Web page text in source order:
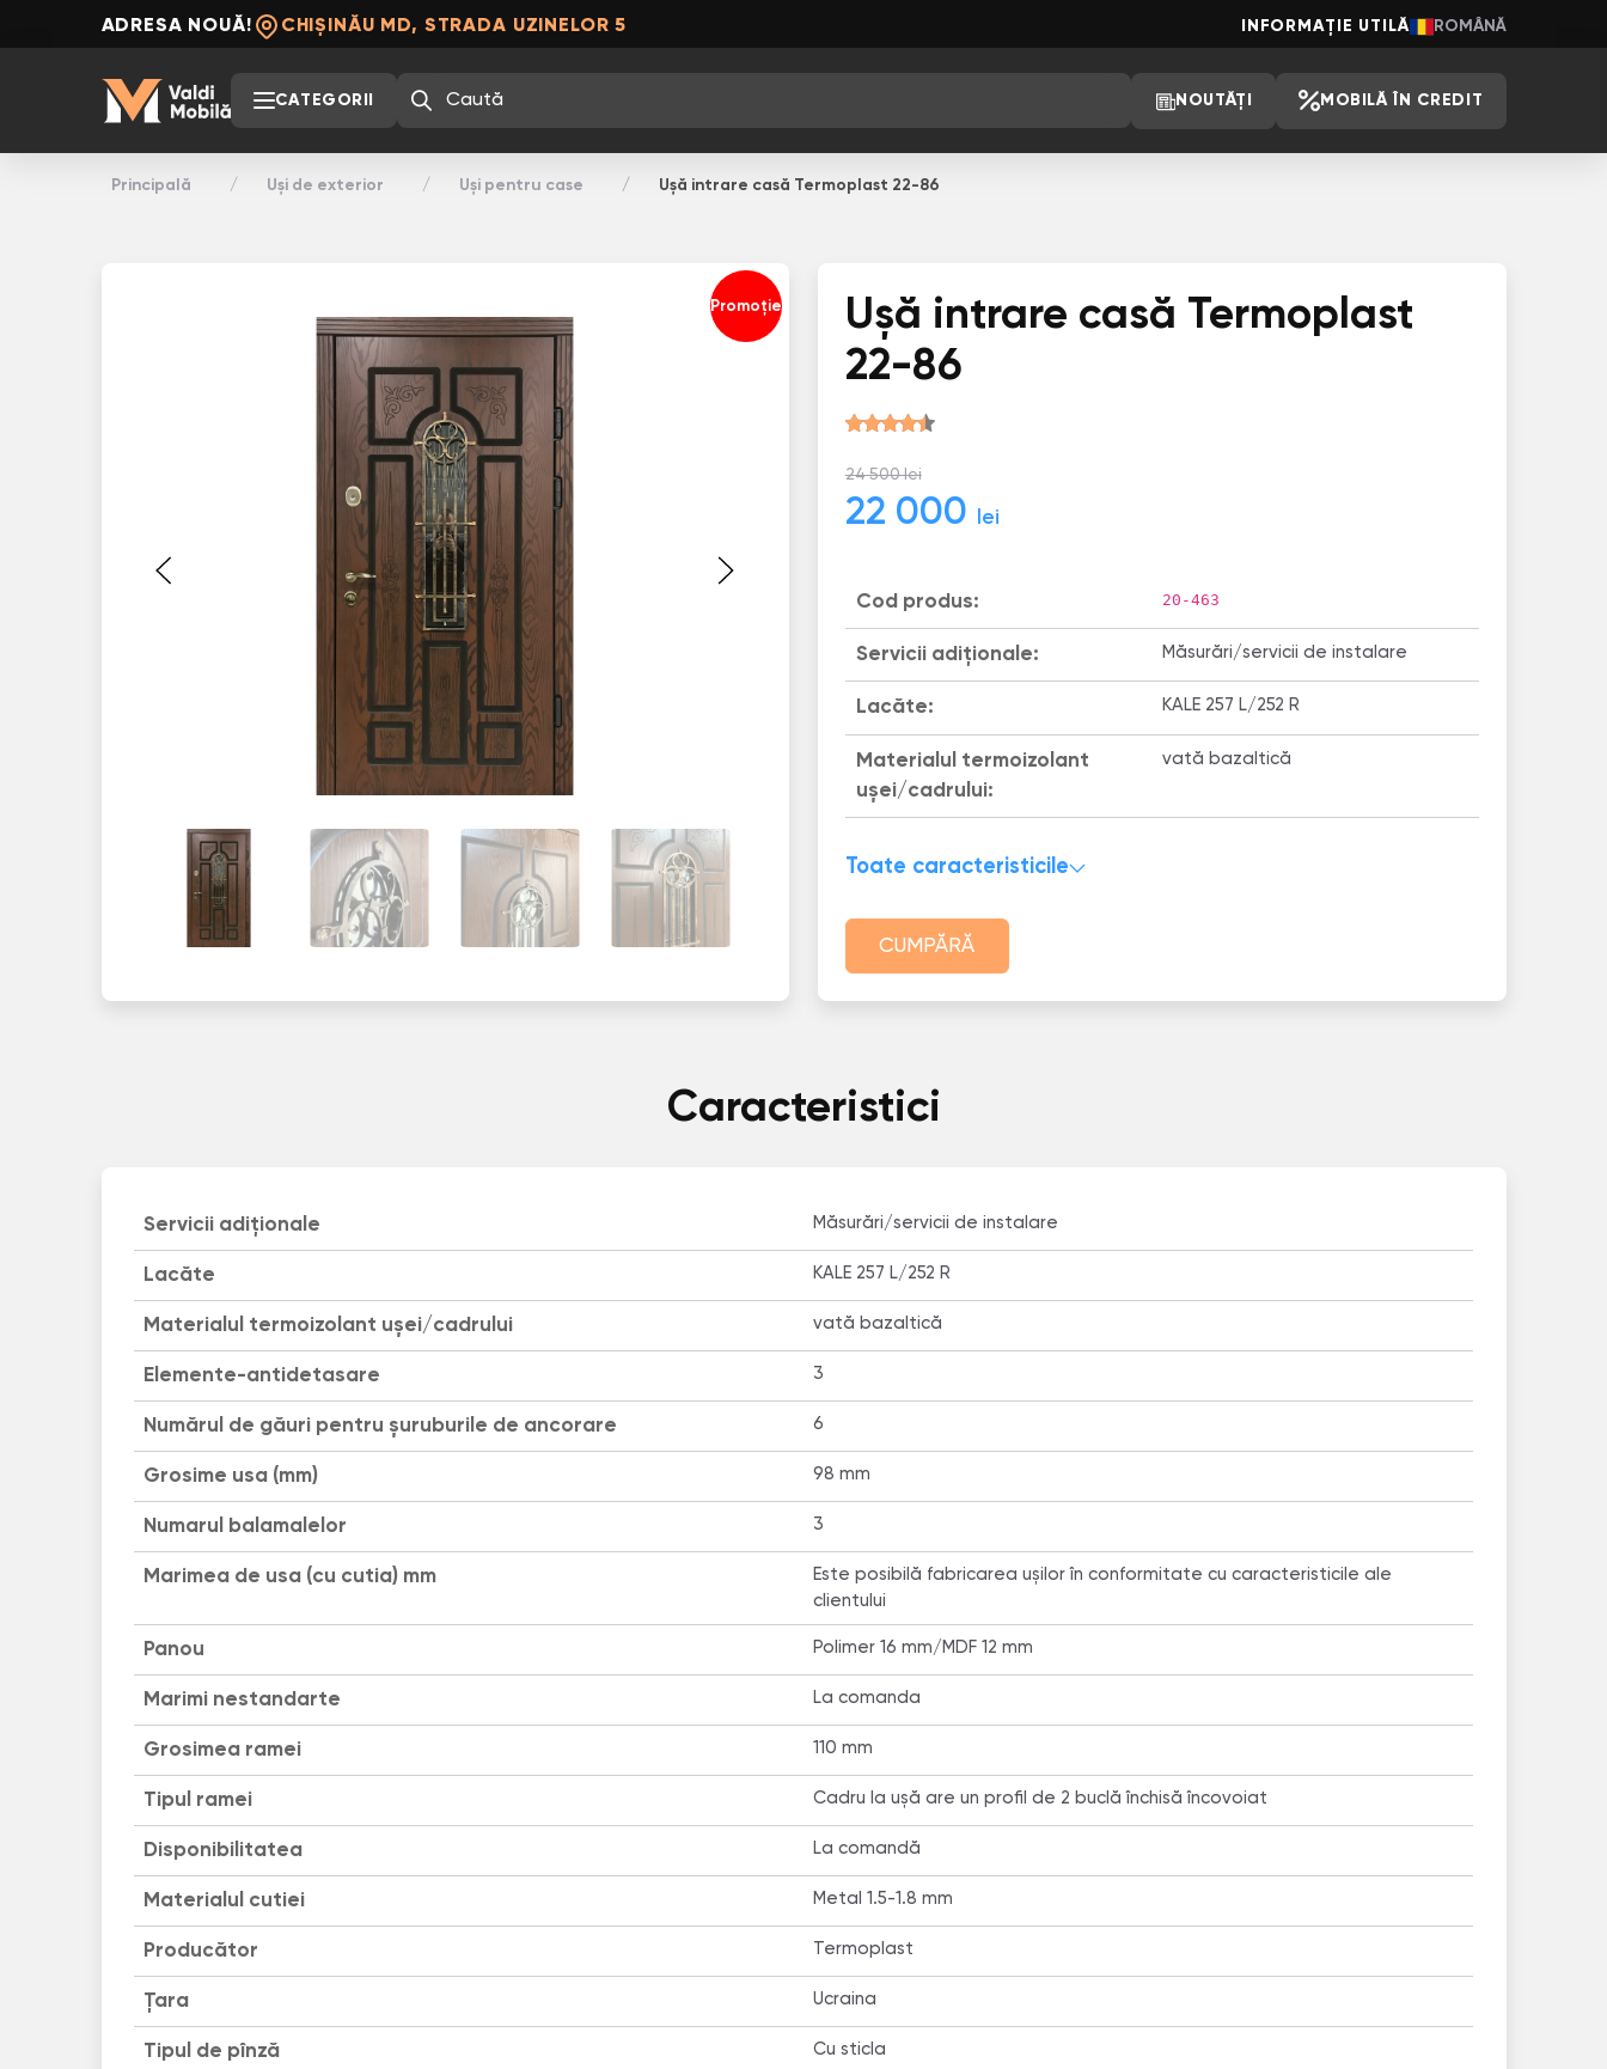
ADRESA NOUĂ! CHIȘINĂU MD, STRADA UZINELOR 5 INFORMAȚIE UTILĂ ROMÂNĂ
CATEGORII NOUTĂȚI MOBILĂ ÎN CREDIT
Principală Uși de exterior Uși pentru case Ușă intrare casă Termoplast 22-86
Promoție
Ușă intrare casă Termoplast
22-86
24 500 lei
22 000 lei
Cod produs: 20-463
Servicii adiționale: Măsurări/servicii de instalare
Lacăte: KALE 257 L/252 R
Materialul termoizolant
uşei/cadrului:
vată bazaltică
Toate caracteristicile
CUMPĂRĂ
Caracteristici
Servicii adiționale Măsurări/servicii de instalare
Lacăte KALE 257 L/252 R
Materialul termoizolant uşei/cadrului vată bazaltică
Elemente-antidetasare 3
Numărul de găuri pentru șuruburile de ancorare 6
Grosime usa (mm) 98 mm
Numarul balamalelor 3
Marimea de usa (cu cutia) mm
Este posibilă fabricarea ușilor în conformitate cu caracteristicile ale
clientului
Panou Polimer 16 mm/MDF 12 mm
Marimi nestandarte La comanda
Grosimea ramei 110 mm
Tipul ramei Сadru la ușă are un profil de 2 buclă închisă încovoiat
Disponibilitatea La comandă
Materialul cutiei Metal 1.5-1.8 mm
Producător Termoplast
Țara Ucraina
Tipul de pînză Сu sticla